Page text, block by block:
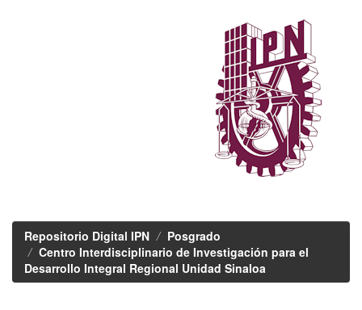
Repositorio Digital IPN
Posgrado
Centro Interdisciplinario de Investigación para el
Desarrollo Integral Regional Unidad Sinaloa